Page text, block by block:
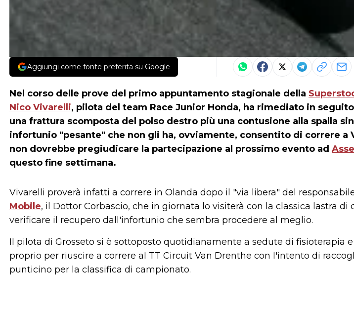
Aggiungi come fonte preferita su Google
Nel corso delle prove del primo appuntamento stagionale della
Nico Vivarelli, pilota del team Race Junior Honda, ha rimediato in
una frattura scomposta del polso destro più una contusione alla spalla
infortunio "pesante" che non gli ha, ovviamente, consentito di correre a
non dovrebbe pregiudicare la partecipazione al prossimo evento ad
questo fine settimana.
Vivarelli proverà infatti a correre in Olanda dopo il "via libera" del
Mobile, il Dottor Corbascio, che in giornata lo visiterà con la classica lastra di
verificare il recupero dall'infortunio che sembra procedere al meglio.
Il pilota di Grosseto si è sottoposto quotidianamente a sedute di fisioterapia
proprio per riuscire a correre al TT Circuit Van Drenthe con l'intento di
punticino per la classifica di campionato.